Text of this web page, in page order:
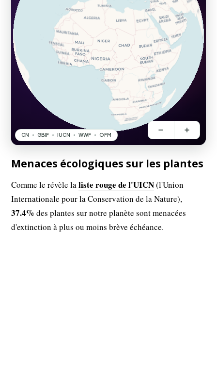
Menaces écologiques sur les plantes
Comme le révèle laliste rouge de l'UICN(l'Union
Internationale pour la Conservation de la Nature),
37.4% des plantes sur notre planète sont menacées
d'extinction à plus ou moins brève échéance.